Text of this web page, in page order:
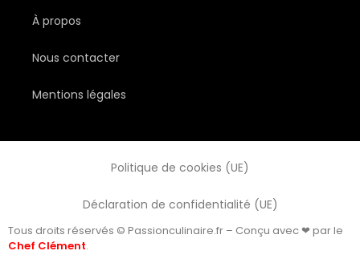
À propos
Nous contacter
Mentions légales
Politique de cookies (UE)
Déclaration de confidentialité (UE)
Tous droits réservés © Passionculinaire.fr – Conçu avec ❤ par le
Chef Clément.